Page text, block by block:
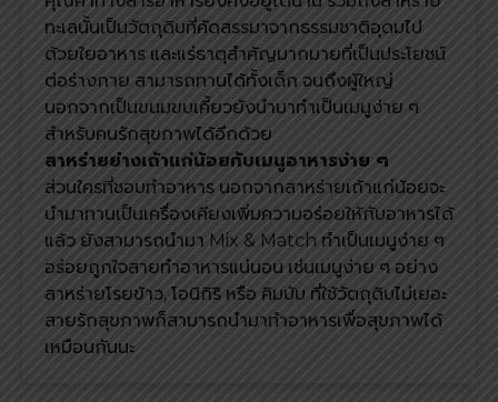
ทะเลนั้นเป็นวัตถุดิบที่คัดสรรมาจากธรรมชาติอุดมไป
ด้วยใยอาหาร และแร่ธาตุสำคัญมากมายที่เป็นประโยชน์
ต่อร่างกาย สามารถทานได้ทั้งเด็ก จนถึงผู้ใหญ่
นอกจากเป็นขนมขบเคี้ยวยังนำมาทำเป็นเมนูง่าย ๆ
สำหรับคนรักสุขภาพได้อีกด้วย
สาหร่ายย่างเถ้าแก่น้อยกับเมนูอาหารง่าย ๆ
ส่วนใครที่ชอบทำอาหาร นอกจากสาหร่ายเถ้าแก่น้อยจะ
นำมาทานเป็นเครื่องเคียงเพิ่มความอร่อยให้กับอาหารได้
แล้ว ยังสามารถนำมา Mix & Match ทำเป็นเมนูง่าย ๆ
อร่อยถูกใจสายทำอาหารแน่นอน เช่นเมนูง่าย ๆ อย่าง
สาหร่ายโรยข้าว, โอนิกิริ หรือ คิมบับ ที่ใช้วัตถุดิบไม่เยอะ
สายรักสุขภาพก็สามารถนำมาทำอาหารเพื่อสุขภาพได้
เหมือนกันนะ